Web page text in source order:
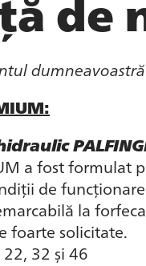
de
dumneavoastră
a fost
de
la
foarte solicitate.
32 și 46